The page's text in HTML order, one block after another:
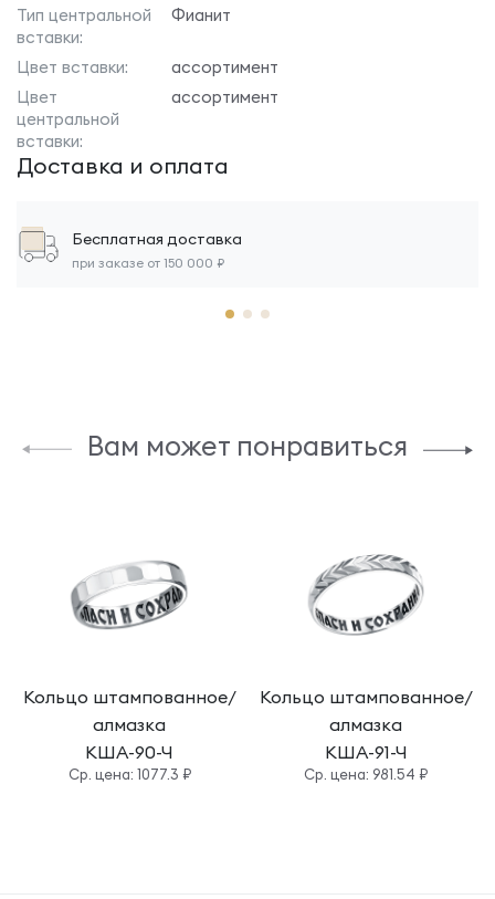
Тип центральной
вставки:
Фианит
Цвет вставки:
ассортимент
Цвет
центральной
вставки:
ассортимент
Доставка и оплата
Бесплатная доставка
при заказе от 150 000 ₽
Вам может понравиться
Кольцо штампованное/
алмазка
КША-90-Ч
Cр. цена: 1077.3 ₽
Кольцо штампованное/
алмазка
КША-91-Ч
Cр. цена: 981.54 ₽